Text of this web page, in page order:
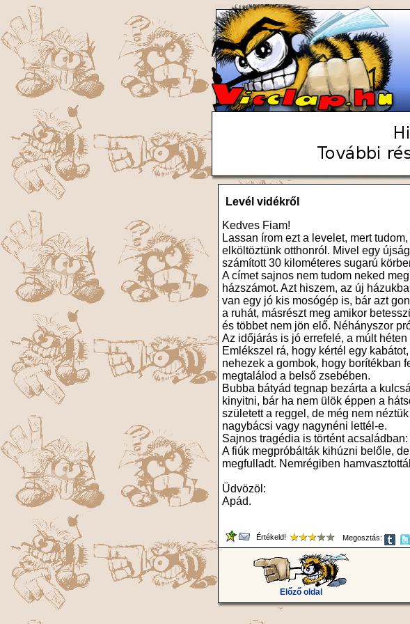
Levél vidékről
Kedves Fiam!
Lassan írom ezt a levelet, mert
elköltöztünk otthonról. Mivel egy
számított 30 kilométeres sugarú
A címet sajnos nem tudom neked
házszámot. Azt hiszem, az új
van egy jó kis mosógép is, bár azt
a ruhát, másrészt meg amikor
és többet nem jön elő. Néhányszor
Az időjárás is jó errefelé, a múlt
Emlékszel rá, hogy kértél egy
nehezek a gombok, hogy borítékban
megtalálod a belső zsebében.
Bubba bátyád tegnap bezárta a
kinyitni, bár ha nem ülök éppen a
született a reggel, de még nem
nagybácsi vagy nagynéni lettél-e.
Sajnos tragédia is történt
A fiúk megpróbálták kihúzni belőle,
megfulladt. Nemrégiben
Üdvözöl:
Apád.
Értékeld! Megosztás:
Előző oldal